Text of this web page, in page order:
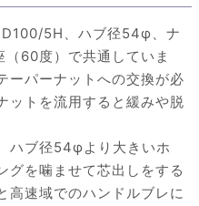
5H、ハブ径54φ、ナ
60度）で共通していま
ーパーナットへの交換が必
ットを流用すると緩みや脱
ハブ径54φより大きいホ
グを噛ませて芯出しをする
高速域でのハンドルブレに